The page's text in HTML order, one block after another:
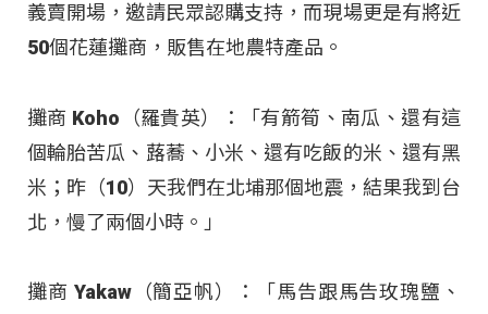
義賣開場，邀請民眾認購支持，而現場更是有將近
50個花蓮攤商，販售在地農特產品。
攤商 Koho（羅貴英）：「有箭筍、南瓜、還有這
個輪胎苦瓜、蕗蕎、小米、還有吃飯的米、還有黑
米；昨（10）天我們在北埔那個地震，結果我到台
北，慢了兩個小時。」
攤商 Yakaw（簡亞帆）：「馬告跟馬告玫瑰鹽、